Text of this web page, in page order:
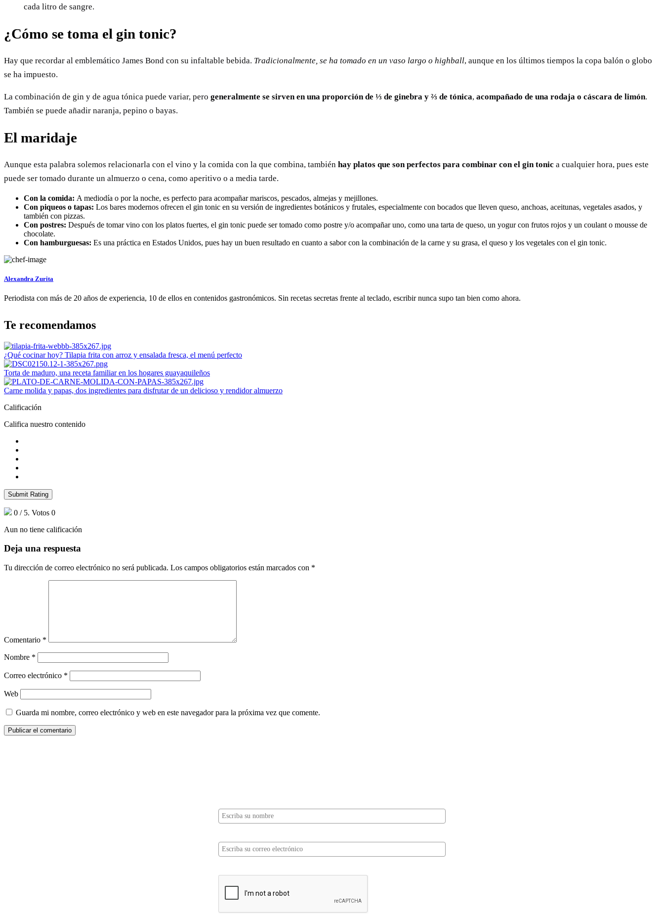
cada litro de sangre.
¿Cómo se toma el gin tonic?
Hay que recordar al emblemático James Bond con su infaltable bebida. Tradicionalmente, se ha tomado en un vaso largo o highball, aunque en los últimos tiempos la copa balón o globo
se ha impuesto.
La combinación de gin y de agua tónica puede variar, pero generalmente se sirven en una proporción de ⅓ de ginebra y ⅔ de tónica, acompañado de una rodaja o cáscara de limón.
También se puede añadir naranja, pepino o bayas.
El maridaje
Aunque esta palabra solemos relacionarla con el vino y la comida con la que combina, también hay platos que son perfectos para combinar con el gin tonic a cualquier hora, pues este
puede ser tomado durante un almuerzo o cena, como aperitivo o a media tarde.
Con la comida: A mediodía o por la noche, es perfecto para acompañar mariscos, pescados, almejas y mejillones.
Con piqueos o tapas: Los bares modernos ofrecen el gin tonic en su versión de ingredientes botánicos y frutales, especialmente con bocados que lleven queso, anchoas, aceitunas, vegetales asados, y
también con pizzas.
Con postres: Después de tomar vino con los platos fuertes, el gin tonic puede ser tomado como postre y/o acompañar uno, como una tarta de queso, un yogur con frutos rojos y un coulant o mousse de
chocolate.
Con hamburguesas: Es una práctica en Estados Unidos, pues hay un buen resultado en cuanto a sabor con la combinación de la carne y su grasa, el queso y los vegetales con el gin tonic.
Alexandra Zurita
Periodista con más de 20 años de experiencia, 10 de ellos en contenidos gastronómicos. Sin recetas secretas frente al teclado, escribir nunca supo tan bien como ahora.
Te recomendamos
¿Qué cocinar hoy? Tilapia frita con arroz y ensalada fresca, el menú perfecto
Torta de maduro, una receta familiar en los hogares guayaquileños
Carne molida y papas, dos ingredientes para disfrutar de un delicioso y rendidor almuerzo
Calificación
Califica nuestro contenido
Submit Rating
0 / 5. Votos 0
Aun no tiene calificación
Deja una respuesta
Tu dirección de correo electrónico no será publicada. Los campos obligatorios están marcados con *
Comentario *
Nombre *
Correo electrónico *
Web
Guarda mi nombre, correo electrónico y web en este navegador para la próxima vez que comente.